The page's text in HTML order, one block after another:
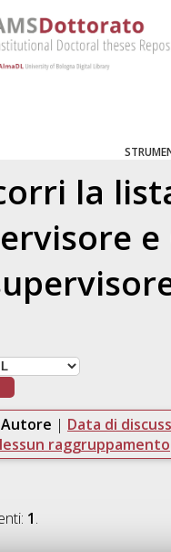
la
e
Autore | Data di
raggruppamento
1.